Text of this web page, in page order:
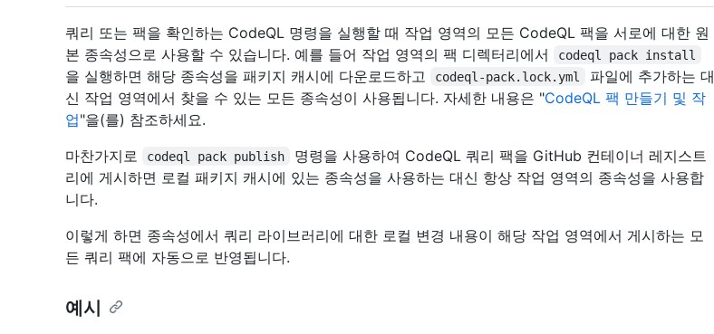
쿼리 또는 팩을 확인하는 CodeQL 명령을 실행할 때 작업 영역의 모든 CodeQL 팩을 서로에 대한 원
본 종속성으로 사용할 수 있습니다. 예를 들어 작업 영역의 팩 디렉터리에서
codeql pack install
을 실행하면 해당 종속성을 패키지 캐시에 다운로드하고 codeql-pack.lock.yml
파일에 추가하는 대
신 작업 영역에서 찾을 수 있는 모든 종속성이 사용됩니다. 자세한 내용은 "CodeQL 팩 만들기 및 작
업"을(를) 참조하세요.
마찬가지로
codeql pack publish
명령을 사용하여 CodeQL 쿼리 팩을 GitHub 컨테이너 레지스트
리에 게시하면 로컬 패키지 캐시에 있는 종속성을 사용하는 대신 항상 작업 영역의 종속성을 사용합
니다.
이렇게 하면 종속성에서 쿼리 라이브러리에 대한 로컬 변경 내용이 해당 작업 영역에서 게시하는 모
든 쿼리 팩에 자동으로 반영됩니다.
예시